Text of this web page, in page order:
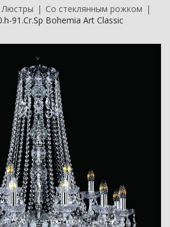
Люстры
Со стеклянным рожком
91.Cr.Sp Bohemia Art Classic